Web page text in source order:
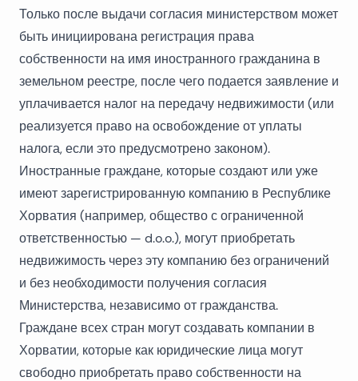
Только после выдачи согласия министерством может
быть инициирована регистрация права
собственности на имя иностранного гражданина в
земельном реестре, после чего подается заявление и
уплачивается налог на передачу недвижимости (или
реализуется право на освобождение от уплаты
налога, если это предусмотрено законом).
Иностранные граждане, которые создают или уже
имеют зарегистрированную компанию в Республике
Хорватия (например, общество с ограниченной
ответственностью — d.o.o.), могут приобретать
недвижимость через эту компанию без ограничений
и без необходимости получения согласия
Министерства, независимо от гражданства.
Граждане всех стран могут создавать компании в
Хорватии, которые как юридические лица могут
свободно приобретать право собственности на